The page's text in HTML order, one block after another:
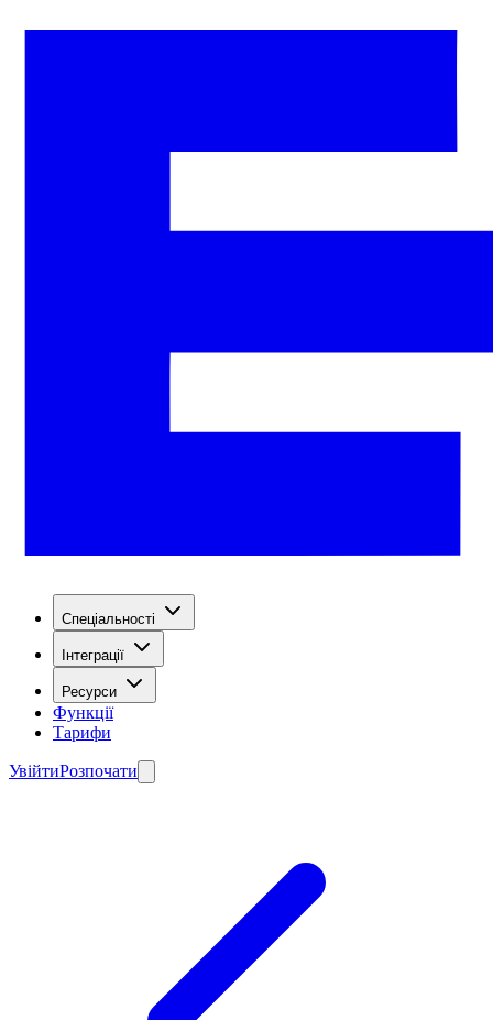
Спеціальності
Інтеграції
Ресурси
Функції
Тарифи
УвійтиРозпочати